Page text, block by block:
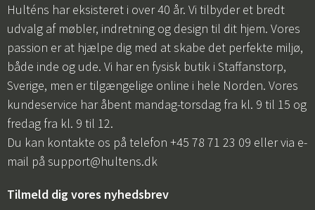
Hulténs har eksisteret i over 40 år. Vi tilbyder et bredt
udvalg af møbler, indretning og design til dit hjem. Vores
passion er at hjælpe dig med at skabe det perfekte miljø,
både inde og ude. Vi har en fysisk butik i Staffanstorp,
Sverige, men er tilgængelige online i hele Norden. Vores
kundeservice har åbent mandag-torsdag fra kl. 9 til 15 og
fredag fra kl. 9 til 12.
Du kan kontakte os på telefon +45 78 71 23 09 eller via e-
mail på support@hultens.dk
Tilmeld dig vores nyhedsbrev